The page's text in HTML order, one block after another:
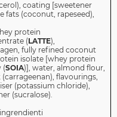
coating [sweetener
fats (coconut, rapeseed),
protein
(LATTE),
fully refined coconut
isolate [whey protein
(SOIA)], water, almond flour,
flavourings,
(potassium chloride),
(sucralose).